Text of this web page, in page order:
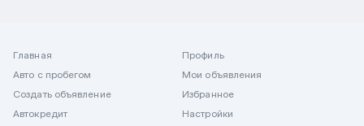
Главная
Авто с пробегом
Создать объявление
Автокредит
Профиль
Мои объявления
Избранное
Настройки